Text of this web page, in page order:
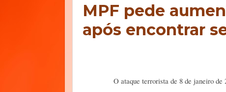
MPF pede
após encontrar
O ataque terrorista de 8 de janeiro